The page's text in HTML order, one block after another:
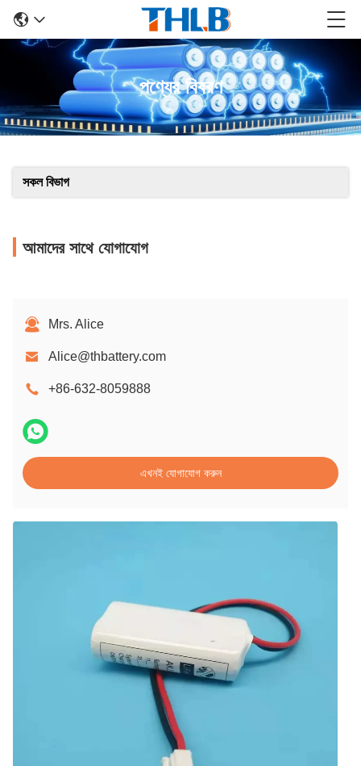
পণ্যের বিবরণ
সকল বিভাগ
আমাদের সাথে যোগাযোগ
Mrs. Alice
Alice@thbattery.com
+86-632-8059888
এখনই যোগাযোগ করুন